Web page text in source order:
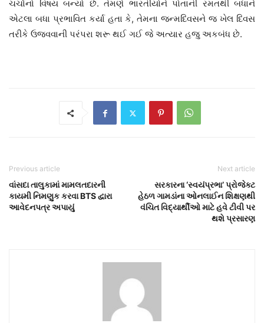
ચર્ચાનો વિષય બન્યો છે. તેમણે ભારતીયોને પોતાની રમતથી બધાને
એટલા બધા પ્રભાવિત કર્યા હતા કે, તેમના જન્મદિવસને જ ખેલ દિવસ
તરીકે ઉજવવાની પરંપરા શરૂ થઈ ગઈ જે અત્યાર હજુ અકબંધ છે.
Previous article
વાંસદા તાલુકામાં મામલતદારની
કાયમી નિમણુક કરવા BTS દ્વારા
આવેદનપત્ર અપાયું
Next article
સરકારના ‘સ્વયંપ્રભા’ પ્રોજેક્ટ
હેઠળ ગામડાંના ઓનલાઈન શિક્ષણથી
વંચિત વિદ્યાર્થીઓ માટે હવે ટીવી પર
થશે પ્રસારણ